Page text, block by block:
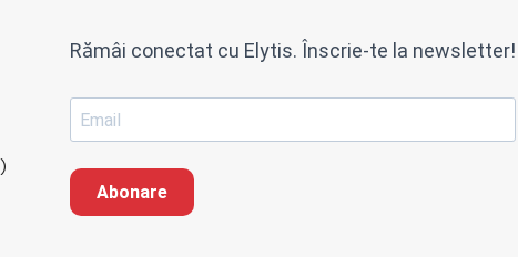
Rămâi conectat cu Elytis. Înscrie-te la newsletter!
Abonare